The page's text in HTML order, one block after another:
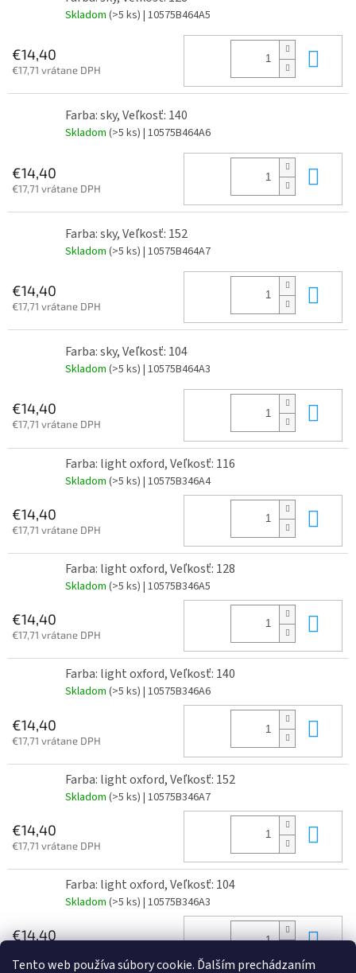
Tento web používa súbory cookie. Ďalším prechádzaním
Skladom (>5 ks) | 10575B464A5
€14,40
€17,71 vrátane DPH
Farba: sky, Veľkosť: 140
Skladom (>5 ks) | 10575B464A6
€14,40
€17,71 vrátane DPH
Farba: sky, Veľkosť: 152
Skladom (>5 ks) | 10575B464A7
€14,40
€17,71 vrátane DPH
Farba: sky, Veľkosť: 104
Skladom (>5 ks) | 10575B464A3
€14,40
€17,71 vrátane DPH
Farba: light oxford, Veľkosť: 116
Skladom (>5 ks) | 10575B346A4
€14,40
€17,71 vrátane DPH
Farba: light oxford, Veľkosť: 128
Skladom (>5 ks) | 10575B346A5
€14,40
€17,71 vrátane DPH
Farba: light oxford, Veľkosť: 140
Skladom (>5 ks) | 10575B346A6
€14,40
€17,71 vrátane DPH
Farba: light oxford, Veľkosť: 152
Skladom (>5 ks) | 10575B346A7
€14,40
€17,71 vrátane DPH
Farba: light oxford, Veľkosť: 104
Skladom (>5 ks) | 10575B346A3
€14,40 Do